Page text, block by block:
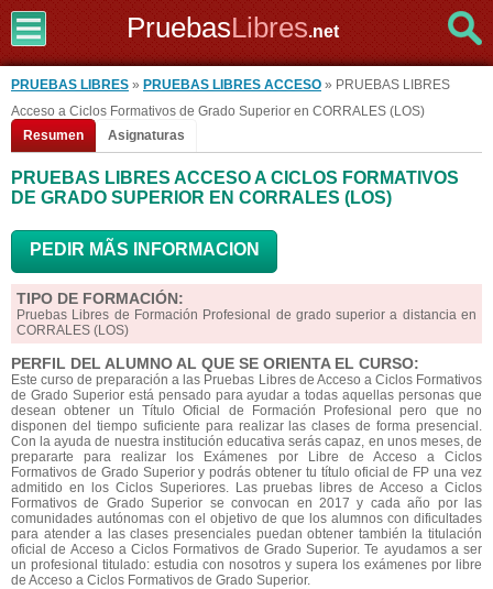
PruebasLibres.net
PRUEBAS LIBRES » PRUEBAS LIBRES ACCESO » PRUEBAS LIBRES
Acceso a Ciclos Formativos de Grado Superior en CORRALES (LOS)
Resumen
Asignaturas
PRUEBAS LIBRES ACCESO A CICLOS FORMATIVOS
DE GRADO SUPERIOR EN CORRALES (LOS)
PEDIR MÃS INFORMACION
TIPO DE FORMACIÓN:
Pruebas Libres de Formación Profesional de grado superior a distancia en
CORRALES (LOS)
PERFIL DEL ALUMNO AL QUE SE ORIENTA EL CURSO:
Este curso de preparación a las Pruebas Libres de Acceso a Ciclos Formativos
de Grado Superior está pensado para ayudar a todas aquellas personas que
desean obtener un Título Oficial de Formación Profesional pero que no
disponen del tiempo suficiente para realizar las clases de forma presencial.
Con la ayuda de nuestra institución educativa serás capaz, en unos meses, de
prepararte para realizar los Exámenes por Libre de Acceso a Ciclos
Formativos de Grado Superior y podrás obtener tu título oficial de FP una vez
admitido en los Ciclos Superiores. Las pruebas libres de Acceso a Ciclos
Formativos de Grado Superior se convocan en 2017 y cada año por las
comunidades autónomas con el objetivo de que los alumnos con dificultades
para atender a las clases presenciales puedan obtener también la titulación
oficial de Acceso a Ciclos Formativos de Grado Superior. Te ayudamos a ser
un profesional titulado: estudia con nosotros y supera los exámenes por libre
de Acceso a Ciclos Formativos de Grado Superior.